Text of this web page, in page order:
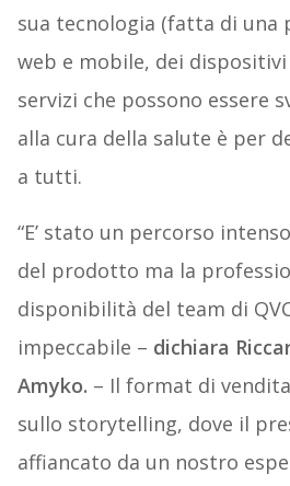
sua tecnologia (fatta di una
web e mobile, dei
servizi che possono essere
alla cura della salute è per
a tutti.
“E’ stato un percorso
del prodotto ma la
disponibilità del team di
impeccabile – dichiara
Amyko. – Il format di
sullo storytelling, dove il
affiancato da un nostro